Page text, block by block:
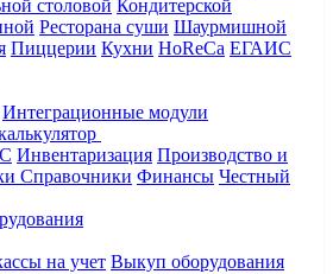
столовой Кондитерской
Ресторана суши Шаурмишной
Пиццерии Кухни HoReCa ЕГАИС
Интеграционные модули
Инвентаризация Производство и
Справочники Финансы Честный
на учет Выкуп оборудования